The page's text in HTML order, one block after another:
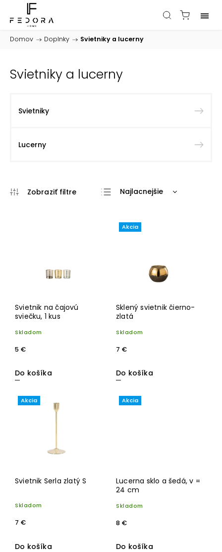
Domov / Doplnky / Svietniky a lucerny
Svietniky a lucerny
Svietniky
Lucerny
Najlacnejšie
Najpredávanejšie
Svietnik na čajovú
sviečku, 1 kus
Skladom
5 €
Do košíka
Akcia
Sklený svietnik čierno-
zlatá
Skladom
7 €
Do košíka
Akcia
Svietnik Serla zlatý S
Skladom
7 €
Do košíka
Akcia
Lucerna sklo a šedá, v =
24 cm
Skladom
8 €
Do košíka